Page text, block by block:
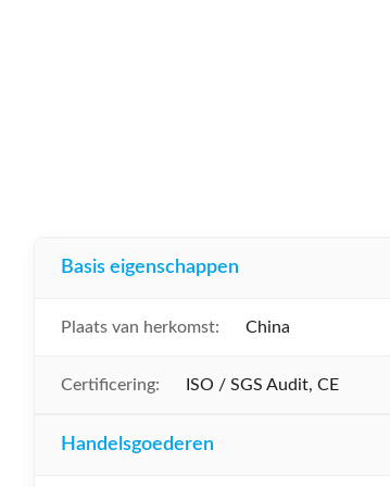
Basis eigenschappen
Plaats van herkomst: China
Certificering: ISO / SGS Audit, CE
Handelsgoederen